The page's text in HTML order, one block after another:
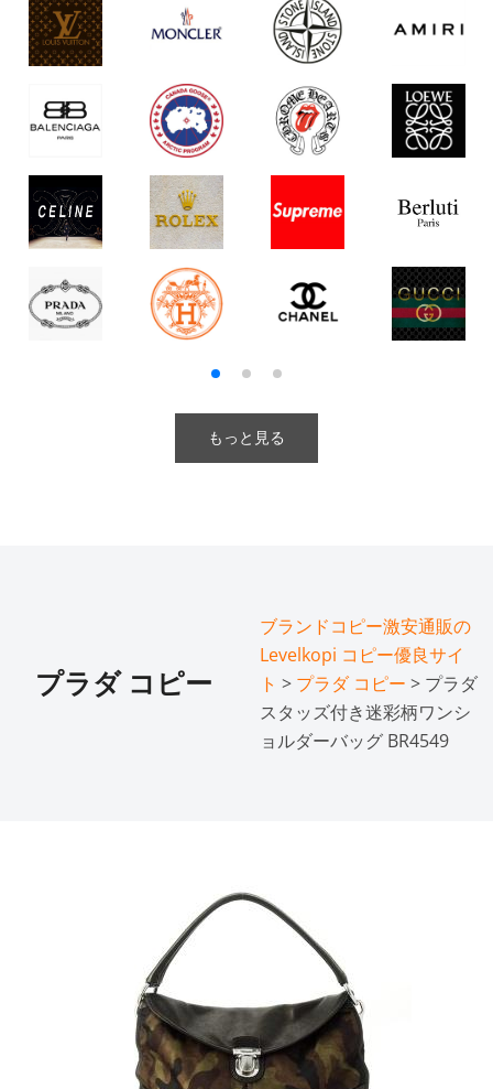
もっと見る
プラダ コピー
ブランドコピー激安通販の
Levelkopi コピー優良サイ
ト > プラダ コピー > プラダ
スタッズ付き迷彩柄ワンシ
ョルダーバッグ BR4549